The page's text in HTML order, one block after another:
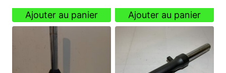
Ajouter au panier Ajouter au panier